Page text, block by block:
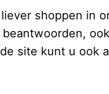
shoppen
site kunt u